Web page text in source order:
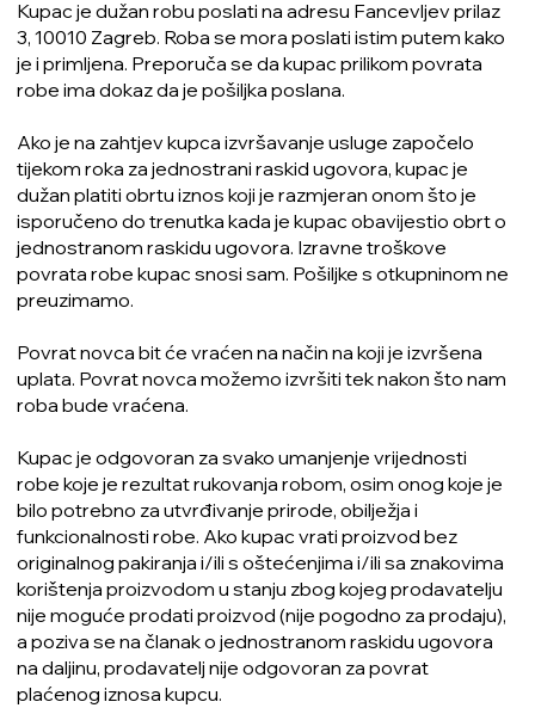
Kupac je dužan robu poslati na adresu Fancevljev prilaz
3, 10010 Zagreb. Roba se mora poslati istim putem kako
je i primljena. Preporuča se da kupac prilikom povrata
robe ima dokaz da je pošiljka poslana.
Ako je na zahtjev kupca izvršavanje usluge započelo
tijekom roka za jednostrani raskid ugovora, kupac je
dužan platiti obrtu iznos koji je razmjeran onom što je
isporučeno do trenutka kada je kupac obavijestio obrt o
jednostranom raskidu ugovora. Izravne troškove
povrata robe kupac snosi sam. Pošiljke s otkupninom ne
preuzimamo.
Povrat novca bit će vraćen na način na koji je izvršena
uplata. Povrat novca možemo izvršiti tek nakon što nam
roba bude vraćena.
Kupac je odgovoran za svako umanjenje vrijednosti
robe koje je rezultat rukovanja robom, osim onog koje je
bilo potrebno za utvrđivanje prirode, obilježja i
funkcionalnosti robe. Ako kupac vrati proizvod bez
originalnog pakiranja i/ili s oštećenjima i/ili sa znakovima
korištenja proizvodom u stanju zbog kojeg prodavatelju
nije moguće prodati proizvod (nije pogodno za prodaju),
a poziva se na članak o jednostranom raskidu ugovora
na daljinu, prodavatelj nije odgovoran za povrat
plaćenog iznosa kupcu.